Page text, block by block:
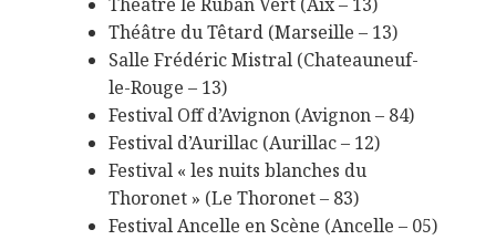
Théâtre du Têtard (Marseille – 13)
Salle Frédéric Mistral (Chateauneuf-
le-Rouge – 13)
Festival Off d’Avignon (Avignon – 84)
Festival d’Aurillac (Aurillac – 12)
Festival « les nuits blanches du
Thoronet » (Le Thoronet – 83)
Festival Ancelle en Scène (Ancelle – 05)